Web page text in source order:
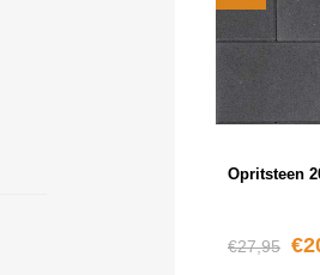
Opritsteen
€27,95